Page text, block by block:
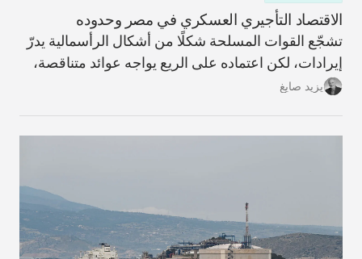
الاقتصاد التأجيري العسكري في مصر وحدوده
تشجّع القوات المسلحة شكلًا من أشكال الرأسمالية يدرّ
إيرادات، لكن اعتماده على الريع يواجه عوائد متناقصة،
ما يحمّل البلاد تكاليف ضخمة غير قابلة للاسترداد وعوائد
يزيد صايغ